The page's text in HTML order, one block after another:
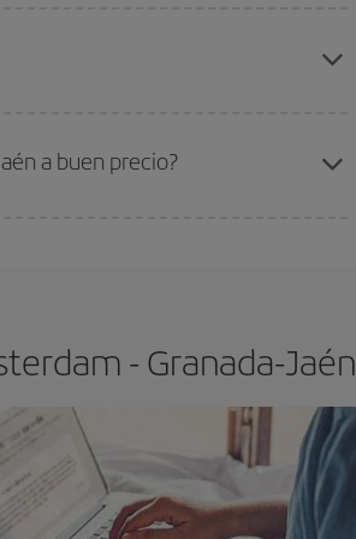
Granada-Jaén-dest
a buen precio?
- Granada-Jaén